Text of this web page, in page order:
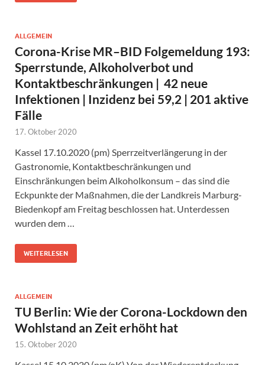
ALLGEMEIN
Corona-Krise MR–BID Folgemeldung 193:
Sperrstunde, Alkoholverbot und
Kontaktbeschränkungen | 42 neue
Infektionen | Inzidenz bei 59,2 | 201 aktive
Fälle
17. Oktober 2020
Kassel 17.10.2020 (pm) Sperrzeitverlängerung in der
Gastronomie, Kontaktbeschränkungen und
Einschränkungen beim Alkoholkonsum – das sind die
Eckpunkte der Maßnahmen, die der Landkreis Marburg-
Biedenkopf am Freitag beschlossen hat. Unterdessen
wurden dem …
WEITERLESEN
ALLGEMEIN
TU Berlin: Wie der Corona-Lockdown den
Wohlstand an Zeit erhöht hat
15. Oktober 2020